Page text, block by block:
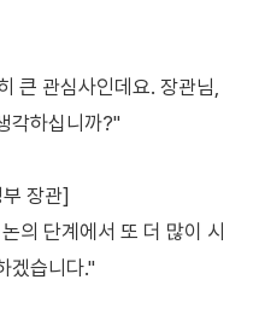
큰 관심사인데요. 장관님,
각하십니까?"
장관]
의 단계에서 또 더 많이 시
겠습니다."